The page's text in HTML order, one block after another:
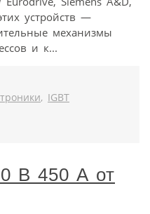
устройств —
механизмы
и к...
, IGBT
В 450 А от